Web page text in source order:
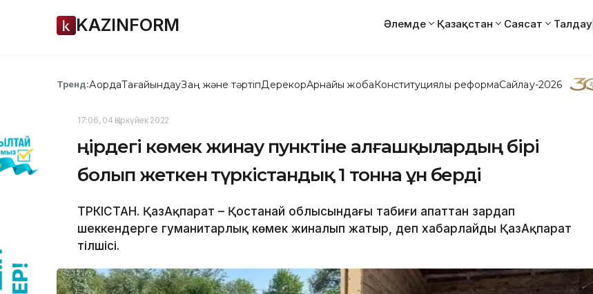
KAZINFORM Әлемде Қазақстан Саясат Талдау
Тренд:АқордаТағайындауЗаң және тәртіпДерекқорАрнайы жобаКонституциялық реформаСайлау-2026
17:06, 04 Қыркүйек 2022
Өңірдегі көмек жинау пунктіне алғашқылардың бірі
болып жеткен түркістандық 1 тонна ұн берді
ТҮРКІСТАН. ҚазАқпарат – Қостанай облысындағы табиғи апаттан зардап
шеккендерге гуманитарлық көмек жиналып жатыр, деп хабарлайды ҚазАқпарат
тілшісі.